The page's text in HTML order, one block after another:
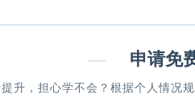
— 申请免
升，担心学不会？根据个人情况